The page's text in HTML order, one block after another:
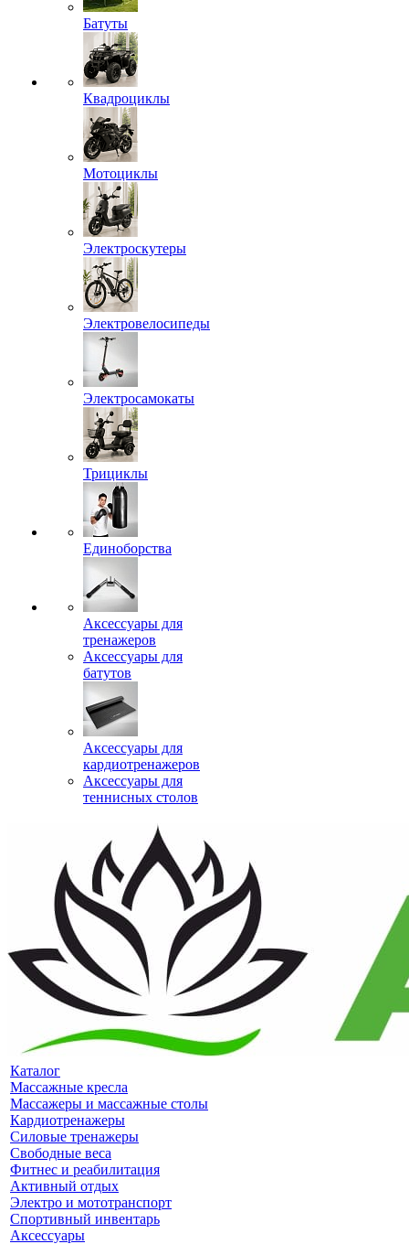
Батуты
Квадроциклы
Мотоциклы
Электроскутеры
Электровелосипеды
Электросамокаты
Трициклы
Единоборства
Аксессуары для
тренажеров
Аксессуары для
батутов
Аксессуары для
кардиотренажеров
Аксессуары для
теннисных столов
Каталог
Массажные кресла
Массажеры и массажные столы
Кардиотренажеры
Силовые тренажеры
Свободные веса
Фитнес и реабилитация
Активный отдых
Электро и мототранспорт
Спортивный инвентарь
Аксессуары